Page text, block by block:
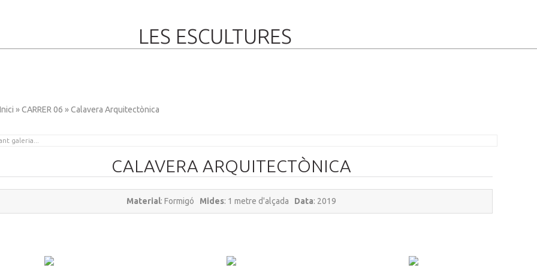
LES ESCULTURES
»CARRER 06 » Calavera Arquitectònica
CALAVERA ARQUITECTÒNICA
Material: Formigó Mides: 1 metre d'alçada Data: 2019